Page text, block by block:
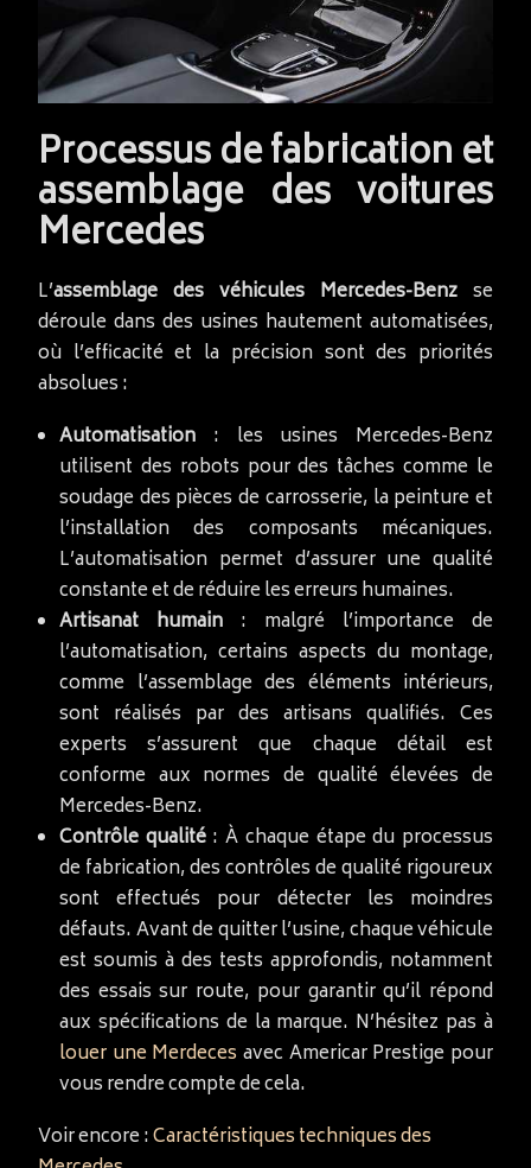
Processus de fabrication et
assemblage des voitures
Mercedes
L’assemblage des véhicules Mercedes-Benz se
déroule dans des usines hautement automatisées,
où l’efficacité et la précision sont des priorités
absolues :
Automatisation : les usines Mercedes-Benz
utilisent des robots pour des tâches comme le
soudage des pièces de carrosserie, la peinture et
l’installation des composants mécaniques.
L’automatisation permet d’assurer une qualité
constante et de réduire les erreurs humaines.
Artisanat humain : malgré l’importance de
l’automatisation, certains aspects du montage,
comme l’assemblage des éléments intérieurs,
sont réalisés par des artisans qualifiés. Ces
experts s’assurent que chaque détail est
conforme aux normes de qualité élevées de
Mercedes-Benz.
Contrôle qualité: À chaque étape du processus
de fabrication, des contrôles de qualité rigoureux
sont effectués pour détecter les moindres
défauts. Avant de quitter l’usine, chaque véhicule
est soumis à des tests approfondis, notamment
des essais sur route, pour garantir qu’il répond
aux spécifications de la marque. N’hésitez pas à
louer une Merdeces avec Americar Prestige pour
vous rendre compte de cela.
Voir encore :Caractéristiques techniques des